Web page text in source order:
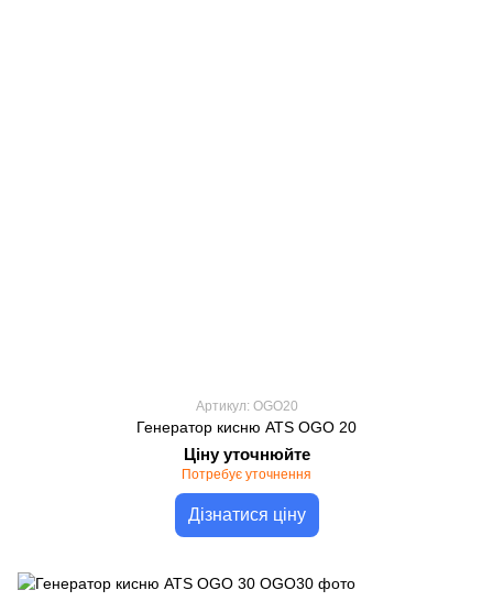
Артикул: OGO20
Генератор кисню ATS OGO 20
Ціну уточнюйте
Потребує уточнення
Дізнатися ціну